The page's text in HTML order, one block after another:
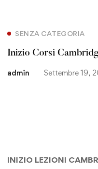
SENZA CATEGORIA
Inizio Corsi
admin Settembre 19,
INIZIO LEZIONI